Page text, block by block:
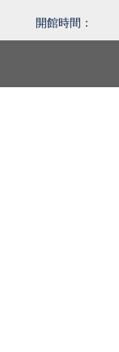
開館時間：